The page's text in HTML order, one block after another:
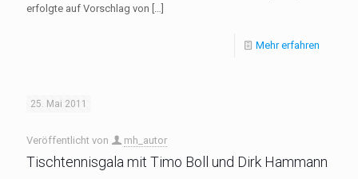
erfolgte auf Vorschlag von […]
Mehr erfahren
25. Mai 2011
Veröffentlicht von mh_autor
Tischtennisgala mit Timo Boll und Dirk Hammann